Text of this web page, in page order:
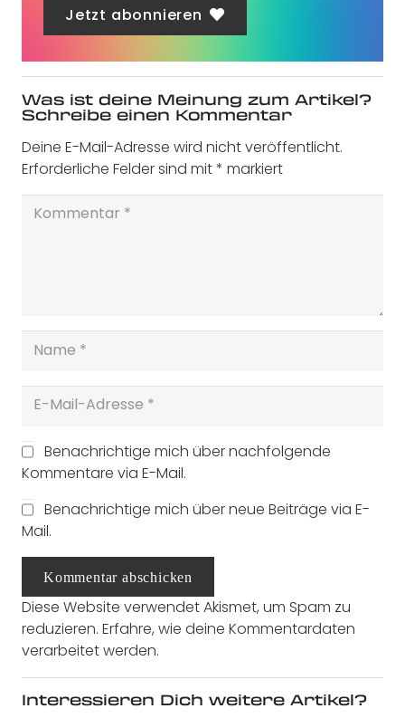
Jetzt abonnieren
Was ist deine Meinung zum Artikel?
Schreibe einen Kommentar
Deine E-Mail-Adresse wird nicht veröffentlicht.
Erforderliche Felder sind mit* markiert
Benachrichtige mich über nachfolgende
Kommentare via E-Mail.
Benachrichtige mich über neue Beiträge via E-
Mail.
Kommentar abschicken
Diese Website verwendet Akismet, um Spam zu
reduzieren. Erfahre, wie deine Kommentardaten
verarbeitet werden.
Interessieren Dich weitere Artikel?